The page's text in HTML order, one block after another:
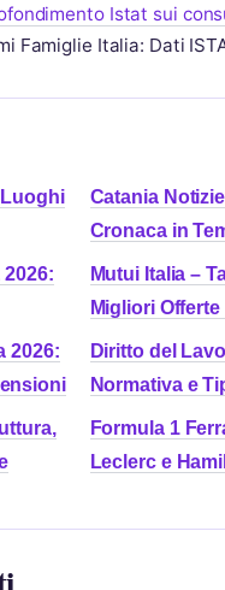
Istat sui
Famiglie Italia: Dati
Luoghi
Catania
Cronaca in
2026:
Mutui Italia –
Migliori Offerte
2026:
Diritto del
Normativa e
Formula 1
Leclerc e